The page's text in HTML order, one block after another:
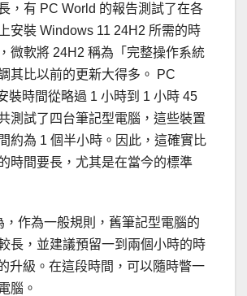
，有 PC World 的報告測試了在各
安裝 Windows 11 24H2 所需的時
微軟將 24H2 稱為「完整操作系統
其比以前的更新大得多。 PC
裝時間從略過 1 小時到 1 小時 45
測試了四台筆記型電腦，這些裝置
約為 1 個半小時。因此，這確實比
時間要長，尤其是在當今的標準
，作為一般規則，舊筆記型電腦的
長，並建議預留一到兩個小時的時
升級。在這段時間，可以隨時瞥一
腦。